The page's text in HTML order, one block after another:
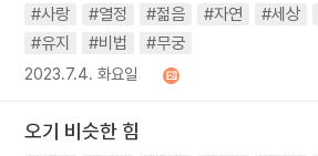
#사랑 #열정 #젊음 #자연 #세상
#유지
#비법 #무궁
2023.7.4. 화요일
오기 비슷한 힘